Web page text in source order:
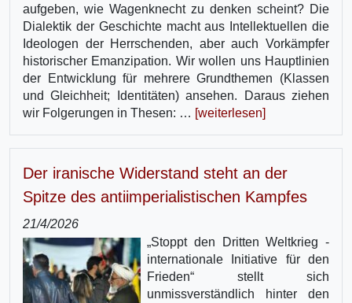
aufgeben, wie Wagenknecht zu denken scheint? Die
Dialektik der Geschichte macht aus Intellektuellen die
Ideologen der Herrschenden, aber auch Vorkämpfer
historischer Emanzipation. Wir wollen uns Hauptlinien
der Entwicklung für mehrere Grundthemen (Klassen
und Gleichheit; Identitäten) ansehen. Daraus ziehen
wir Folgerungen in Thesen: … [weiterlesen]
Der iranische Widerstand steht an der
Spitze des antiimperialistischen Kampfes
21/4/2026
„Stoppt den Dritten Weltkrieg -
internationale Initiative für den
Frieden“ stellt sich
unmissverständlich hinter den